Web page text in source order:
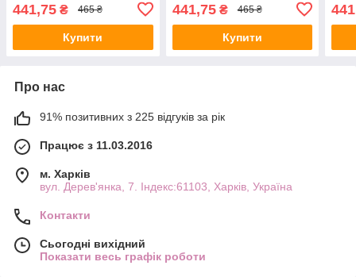
441,75 ₴ 465 ₴
Купити
441,75₴ 465 ₴
Купити
Про нас
91% позитивних з 225 відгуків за рік
Працює з 11.03.2016
м. Харків
вул. Дерев'янка, 7. Індекс:61103, Харків, Україна
Контакти
Сьогодні вихідний
Показати весь графік роботи